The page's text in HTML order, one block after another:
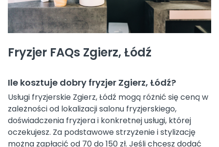
Fryzjer FAQs Zgierz, Łódź
Ile kosztuje dobry fryzjer Zgierz, Łódź?
Usługi fryzjerskie Zgierz, Łódź mogą różnić się ceną w
zależności od lokalizacji salonu fryzjerskiego,
doświadczenia fryzjera i konkretnej usługi, której
oczekujesz. Za podstawowe strzyżenie i stylizację
można zapłacić od 70 do 150 zł. Jeśli chcesz dodać